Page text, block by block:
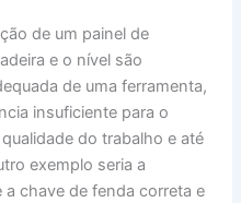
de um painel de
e o nível são
de uma ferramenta,
insuficiente para o
do trabalho e até
exemplo seria a
chave de fenda correta e